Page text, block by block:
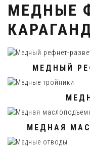
МЕДНЫЕ
МЕДНЫЙ
МЕДНАЯ